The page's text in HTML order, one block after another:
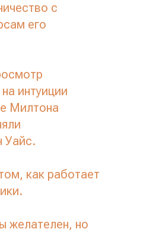
с
его
интуиции
Милтона
Уайс.
как работает
желателен, но